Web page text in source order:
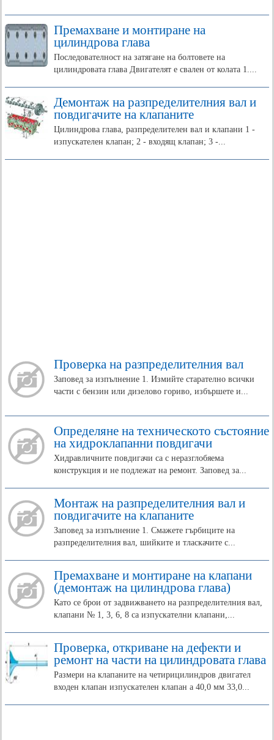
Премахване и монтиране на
цилиндрова глава
Последователност на затягане на болтовете на
цилиндровата глава Двигателят е свален от колата 1....
Демонтаж на разпределителния вал и
повдигачите на клапаните
Цилиндрова глава, разпределителен вал и клапани 1 -
изпускателен клапан; 2 - входящ клапан; 3 -...
Проверка на разпределителния вал
Заповед за изпълнение 1. Измийте старателно всички
части с бензин или дизелово гориво, избършете и...
Определяне на техническото състояние
на хидроклапанни повдигачи
Хидравличните повдигачи са с неразглобяема
конструкция и не подлежат на ремонт. Заповед за...
Монтаж на разпределителния вал и
повдигачите на клапаните
Заповед за изпълнение 1. Смажете гърбиците на
разпределителния вал, шийките и тласкачите с...
Премахване и монтиране на клапани
(демонтаж на цилиндрова глава)
Като се брои от задвижването на разпределителния вал,
клапани № 1, 3, 6, 8 са изпускателни клапани,...
Проверка, откриване на дефекти и
ремонт на части на цилиндровата глава
Размери на клапаните на четирицилиндров двигател
входен клапан изпускателен клапан a 40,0 мм 33,0...